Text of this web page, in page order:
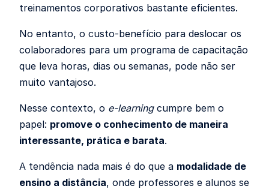
treinamentos corporativos bastante eficientes.
No entanto, o custo-benefício para deslocar os
colaboradores para um programa de capacitação
que leva horas, dias ou semanas, pode não ser
muito vantajoso.
Nesse contexto, o e-learningcumpre bem o
papel: promove o conhecimento de maneira
interessante, prática e barata.
A tendência nada mais é do que a modalidade de
ensino a distância, onde professores e alunos se